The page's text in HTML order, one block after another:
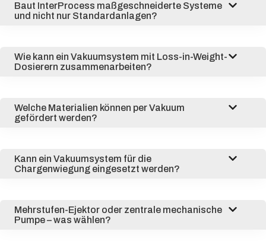
Baut InterProcess maßgeschneiderte Systeme
und nicht nur Standardanlagen?
Wie kann ein Vakuumsystem mit Loss-in-Weight-
Dosierern zusammenarbeiten?
Welche Materialien können per Vakuum
gefördert werden?
Kann ein Vakuumsystem für die
Chargenwiegung eingesetzt werden?
Mehrstufen-Ejektor oder zentrale mechanische
Pumpe – was wählen?